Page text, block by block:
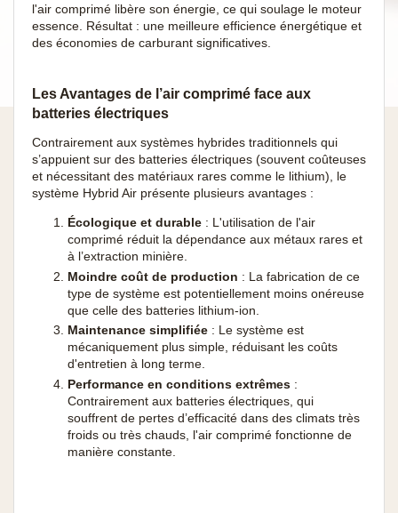
l'air comprimé libère son énergie, ce qui soulage le moteur
essence. Résultat : une meilleure efficience énergétique et
des économies de carburant significatives.
Les Avantages de l’air comprimé face aux
batteries électriques
Contrairement aux systèmes hybrides traditionnels qui
s’appuient sur des batteries électriques (souvent coûteuses
et nécessitant des matériaux rares comme le lithium), le
système Hybrid Air présente plusieurs avantages :
Écologique et durable : L'utilisation de l'air
comprimé réduit la dépendance aux métaux rares et
à l’extraction minière.
Moindre coût de production : La fabrication de ce
type de système est potentiellement moins onéreuse
que celle des batteries lithium-ion.
Maintenance simplifiée : Le système est
mécaniquement plus simple, réduisant les coûts
d'entretien à long terme.
Performance en conditions extrêmes :
Contrairement aux batteries électriques, qui
souffrent de pertes d’efficacité dans des climats très
froids ou très chauds, l'air comprimé fonctionne de
manière constante.